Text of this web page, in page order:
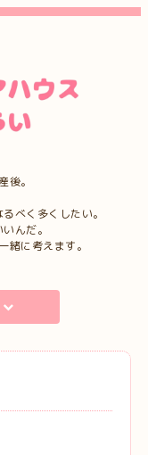
後。
べく多くしたい。
んだ。
緒に考えます。